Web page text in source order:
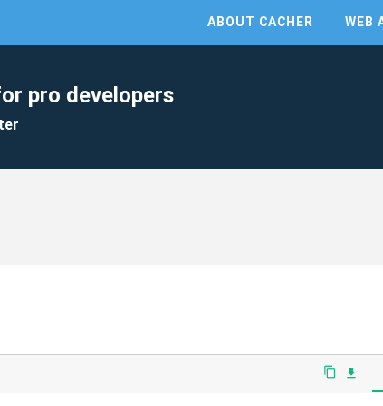
ABOUT CACHER WEB
pro developers
content_copy file_download